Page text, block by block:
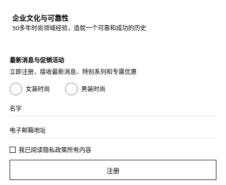
企业文化与可靠性
50多年时尚领域经验，造就一个可靠和成功的历史
最新消息与促销活动
立即注册，接收最新消息、特别系列和专属优惠
女装时尚 男装时尚
名字
电子邮箱地址
我已阅读隐私政策所有内容
注册